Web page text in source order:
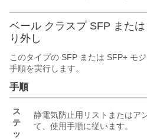
ベール クラスプ SFP また
り外し
このタイプの SFP または SFP+ モ
手順を実行します。
手順
ス
テ
ッ
静電気防止用リストまたはア
て、使用手順に従います。